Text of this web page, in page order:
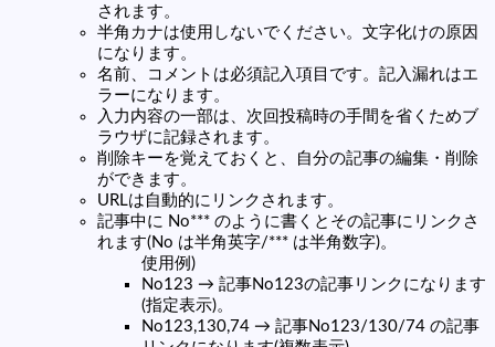
されます。
半角カナは使用しないでください。文字化けの原因
になります。
名前、コメントは必須記入項目です。記入漏れはエ
ラーになります。
入力内容の一部は、次回投稿時の手間を省くためブ
ラウザに記録されます。
削除キーを覚えておくと、自分の記事の編集・削除
ができます。
URLは自動的にリンクされます。
記事中に No*** のように書くとその記事にリンクさ
れます(No は半角英字/*** は半角数字)。
使用例)
No123 → 記事No123の記事リンクになります
(指定表示)。
No123,130,74 → 記事No123/130/74 の記事